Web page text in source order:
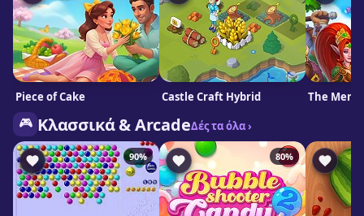
Piece of Cake Castle Craft Hybrid The
🎮 Κλασσικά & ArcadeΔές τα όλα ›
90% 80%